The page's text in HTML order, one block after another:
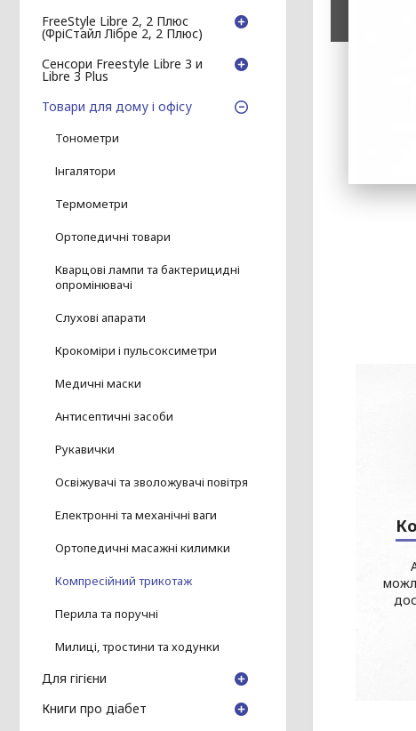
FreeStyle Libre 2, 2 Плюс
(ФріСтайл Лібре 2, 2 Плюс)
Сенсори Freestyle Libre 3 и
Libre 3 Plus
Товари для дому і офісу
Тонометри
Інгалятори
Термометри
Ортопедичні товари
Кварцові лампи та бактерицидні
опромінювачі
Слухові апарати
Крокоміри і пульсоксиметри
Медичні маски
Антисептичні засоби
Рукавички
Освіжувачі та зволожувачі повітря
Електронні та механічні ваги
Ортопедичні масажні килимки
Компресійний трикотаж
Перила та поручні
Милиці, тростини та ходунки
Для гігієни
Книги про діабет